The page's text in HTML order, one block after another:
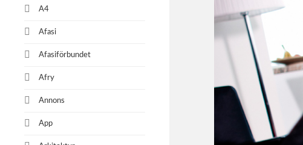
A4
Afasi
Afasiförbundet
Afry
Annons
App